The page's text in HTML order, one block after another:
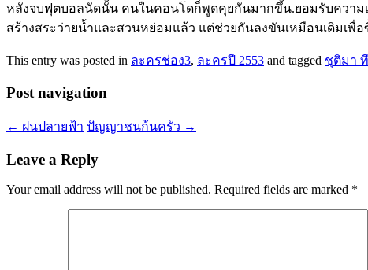
หลังจบฟุตบอลนัดนั้น คนในคอนโดก็พูดคุยกันมากขึ้น.ยอมรับความ
สร้างสระว่ายน้ำและสวนหย่อมแล้ว แต่ช่วยกันลงขันเหมือนเดิมเ
This entry was posted in ละครช่อง3, ละครปี 2553 and tagged ชุติมา
Post navigation
← ฝนปลายฟ้า ปัญญาชนก้นครัว →
Leave a Reply
Your email address will not be published. Required fields are marked *